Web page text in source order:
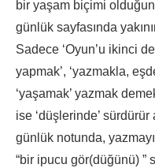
bir yaşam biçimi
günlük sayfasında
Sadece ‘Oyun’u ikinci
yapmak’, ‘yazmakla,
‘yaşamak’ yazmak
ise ‘düşlerinde’
günlük notunda,
“bir ipucu gör(düğünü) ”